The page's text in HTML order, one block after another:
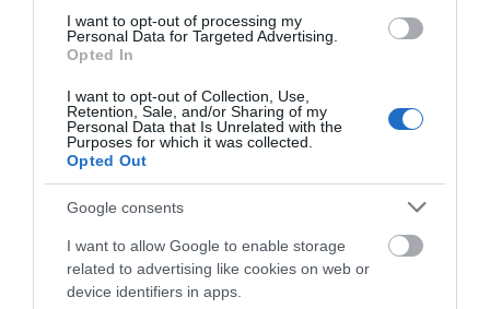
I want to opt-out of processing my
Personal Data for Targeted Advertising.
Opted In
I want to opt-out of Collection, Use,
Retention, Sale, and/or Sharing of my
Personal Data that Is Unrelated with the
Purposes for which it was collected.
Opted Out
Google consents
I want to allow Google to enable storage
related to advertising like cookies on web or
device identifiers in apps.
Προτεινόμενα άρθρα
ΠΡΟΣΟΧΗ: Πολύ υψηλός κίνδυνος πυρκαγιάς στις
Κυκλάδες
Η Άνδρος συνεχίζει να μπαρκάρει…
Από τον 19ο αιώνα μέχρι και την δεκαετία του 1970
ΟΡΜΟΣ ΚΟΡΘΙΟΥ: Όταν η φωτογραφία γίνεται μνήμη